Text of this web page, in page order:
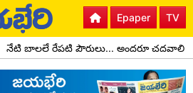
TV
Epaper
నేటి బాలలే రేపటి పౌరులు... అందరూ చదవాలి